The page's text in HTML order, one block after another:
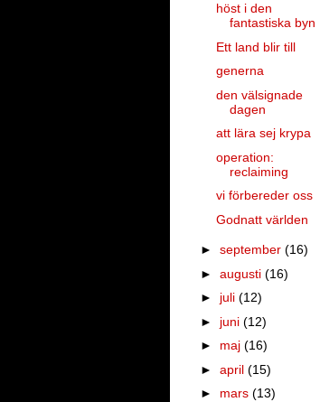
höst i den
fantastiska byn
Ett land blir till
generna
den välsignade
dagen
att lära sej krypa
operation:
reclaiming
vi förbereder oss
Godnatt världen
► september (16)
► augusti (16)
► juli (12)
► juni (12)
► maj (16)
► april (15)
► mars (13)